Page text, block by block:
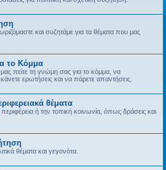
και συζητάμε για τα θέματα που μας
το Κόμμα
πείτε τη γνώμη σας για το κόμμα, να
ερωτήσεις και να πάρετε απαντήσεις.
θέματα
ή την τοπική κοινωνία, όπως δράσεις και
θέματα και γεγονότα.